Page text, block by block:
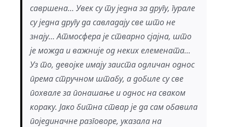
савршена… Увек су ту једна за другу, гурале
су једна другу да савладају све што не
знају… Атмосфера је стварно сјајна, што
је можда и важније од неких елемената…
Уз то, девојке имају заиста одличан однос
према стручном штабу, а добиле су све
похвале за понашање и однос на сваком
кораку. Јако битна ствар је да сам обавила
појединачне разговоре, указала на